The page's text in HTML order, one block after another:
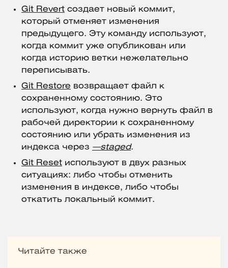
Git Revert создает новый коммит,
который отменяет изменения
предыдущего. Эту команду используют,
когда коммит уже опубликован или
когда историю ветки нежелательно
переписывать.
Git Restore возвращает файл к
сохраненному состоянию. Это
используют, когда нужно вернуть файл в
рабочей директории к сохраненному
состоянию или убрать изменения из
индекса через —staged.
Git Reset используют в двух разных
ситуациях: либо чтобы отменить
изменения в индексе, либо чтобы
откатить локальный коммит.
Читайте также